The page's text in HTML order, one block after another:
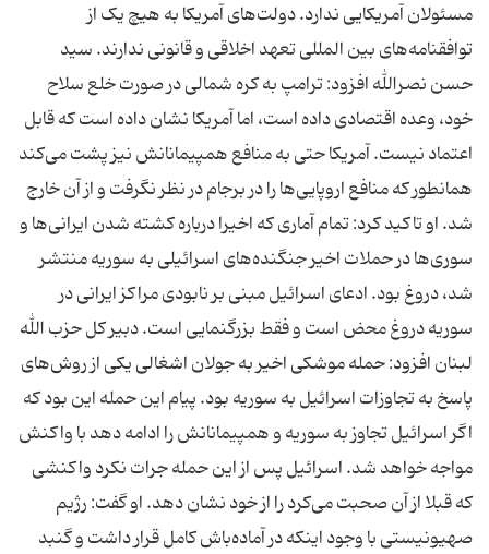
مسئولان آمریکایی ندارد. دولت‌های آمریکا به هیچ یک از
توافقنامه‌های بین المللی تعهد اخلاقی و قانونی ندارند. سید
حسن نصرالله افزود: ترامپ به کره شمالی در صورت خلع سلاح
خود، وعده اقتصادی داده است، اما آمریکا نشان داده است که قابل
اعتماد نیست. آمریکا حتی به منافع همپیمانانش نیز پشت می‌کند
همانطور که منافع اروپایی‌ها را در برجام در نظر نگرفت و از آن خارج
شد. او تاکید کرد: تمام آماری که اخیرا درباره کشته شدن ایرانی‌ها و
سوری‌ها در حملات اخیر جنگنده‌های اسرائیلی به سوریه منتشر
شد، دروغ بود. ادعای اسرائیل مبنی بر نابودی مراکز ایرانی در
سوریه دروغ محض است و فقط بزرگنمایی است. دبیر کل حزب الله
لبنان افزود: حمله موشکی اخیر به جولان اشغالی یکی از روش‌های
پاسخ به تجاوزات اسرائیل به سوریه بود. پیام این حمله این بود که
اگر اسرائیل تجاوز به سوریه و همپیمانانش را ادامه دهد با واکنش
مواجه خواهد شد. اسرائیل پس از این حمله جرات نکرد واکنشی
که قبلا از آن صحبت می‌کرد را از خود نشان دهد. او گفت: رژیم
صهیونیستی با وجود اینکه در آماده‌باش کامل قرار داشت و گنبد